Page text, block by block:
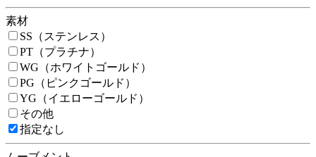
素材
SS（ステンレス）
PT（プラチナ）
WG（ホワイトゴールド）
PG（ピンクゴールド）
YG（イエローゴールド）
その他
指定なし